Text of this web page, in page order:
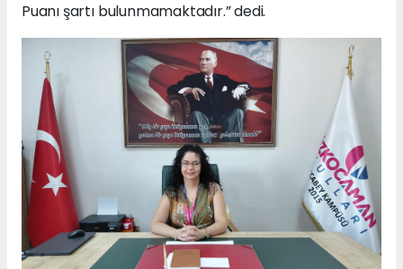
Puanı şartı bulunmamaktadır.” dedi.